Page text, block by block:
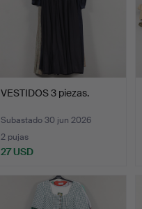
VESTIDOS 3 piezas.
Subastado 30 jun 2026
2 pujas
27 USD